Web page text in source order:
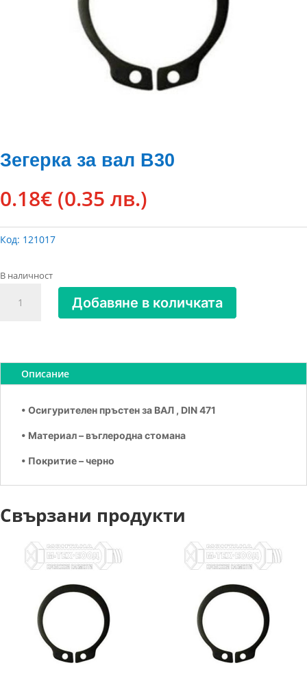
Зегерка за вал В30
0.18€ (0.35 лв.)
Код: 121017
В наличност
Добавяне в количката
Описание
• Осигурителен пръстен за ВАЛ , DIN 471
• Материал – въглеродна стомана
• Покритие – черно
Свързани продукти